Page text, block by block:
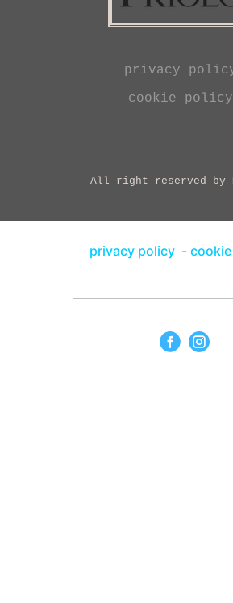
privacy
cookie policy
All right reserved by
privacy policy -